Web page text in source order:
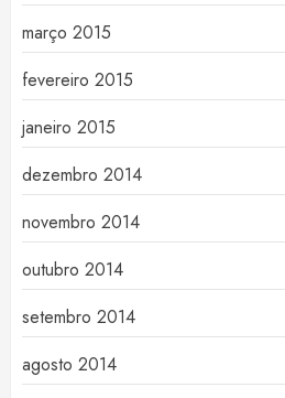
março 2015
fevereiro 2015
janeiro 2015
dezembro 2014
novembro 2014
outubro 2014
setembro 2014
agosto 2014